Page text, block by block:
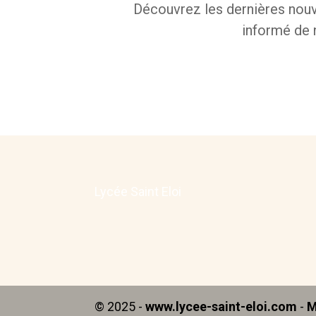
Découvrez les dernières
informé de
© 2025 -www.lycee-saint-eloi.com -